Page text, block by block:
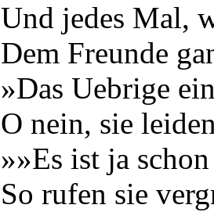
Und jedes Mal,
Dem Freunde
»Das Uebrige
O nein, sie
»»Es ist ja
So rufen sie